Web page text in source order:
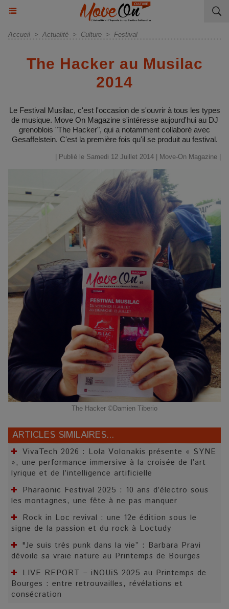
Accueil > Actualité > Culture > Festival
The Hacker au Musilac
2014
Le Festival Musilac, c'est l'occasion de s'ouvrir à tous les types
de musique. Move On Magazine s'intéresse aujourd'hui au DJ
grenoblois "The Hacker", qui a notamment collaboré avec
Gesaffelstein. C'est la première fois qu'il se produit au festival.
| Publié le Samedi 12 Juillet 2014 | Move-On Magazine
The Hacker ©Damien Tiberio
ARTICLES SIMILAIRES...
VivaTech 2026 : Lola Volonakis présente « SYNE
», une performance immersive à la croisée de l’art
lyrique et de l’intelligence artificielle
Pharaonic Festival 2025 : 10 ans d’électro sous
les montagnes, une fête à ne pas manquer
Rock in Loc revival : une 12e édition sous le
signe de la passion et du rock à Loctudy
"Je suis très punk dans la vie” : Barbara Pravi
dévoile sa vraie nature au Printemps de Bourges
LIVE REPORT – iNOUïS 2025 au Printemps de
Bourges : entre retrouvailles, révélations et
consécration